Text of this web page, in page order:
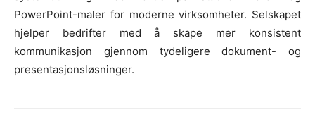
PowerPoint-maler for moderne virksomheter. Selskapet
hjelper bedrifter med å skape mer konsistent
kommunikasjon gjennom tydeligere dokument- og
presentasjonsløsninger.